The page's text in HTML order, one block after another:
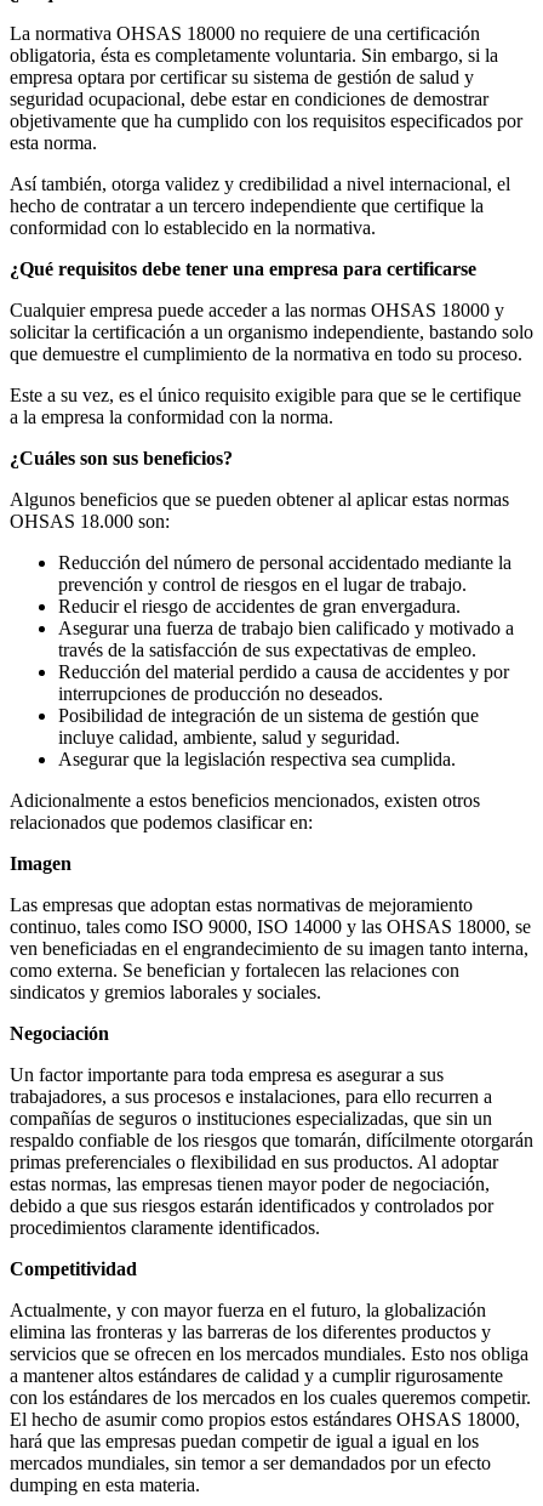
La normativa OHSAS 18000 no requiere de una certificación
obligatoria, ésta es completamente voluntaria. Sin embargo, si la
empresa optara por certificar su sistema de gestión de salud y
seguridad ocupacional, debe estar en condiciones de demostrar
objetivamente que ha cumplido con los requisitos especificados por
esta norma.
Así también, otorga validez y credibilidad a nivel internacional, el
hecho de contratar a un tercero independiente que certifique la
conformidad con lo establecido en la normativa.
¿Qué requisitos debe tener una empresa para certificarse
Cualquier empresa puede acceder a las normas OHSAS 18000 y
solicitar la certificación a un organismo independiente, bastando solo
que demuestre el cumplimiento de la normativa en todo su proceso.
Este a su vez, es el único requisito exigible para que se le certifique
a la empresa la conformidad con la norma.
¿Cuáles son sus beneficios?
Algunos beneficios que se pueden obtener al aplicar estas normas
OHSAS 18.000 son:
Reducción del número de personal accidentado mediante la
prevención y control de riesgos en el lugar de trabajo.
Reducir el riesgo de accidentes de gran envergadura.
Asegurar una fuerza de trabajo bien calificado y motivado a
través de la satisfacción de sus expectativas de empleo.
Reducción del material perdido a causa de accidentes y por
interrupciones de producción no deseados.
Posibilidad de integración de un sistema de gestión que
incluye calidad, ambiente, salud y seguridad.
Asegurar que la legislación respectiva sea cumplida.
Adicionalmente a estos beneficios mencionados, existen otros
relacionados que podemos clasificar en:
Imagen
Las empresas que adoptan estas normativas de mejoramiento
continuo, tales como ISO 9000, ISO 14000 y las OHSAS 18000, se
ven beneficiadas en el engrandecimiento de su imagen tanto interna,
como externa. Se benefician y fortalecen las relaciones con
sindicatos y gremios laborales y sociales.
Negociación
Un factor importante para toda empresa es asegurar a sus
trabajadores, a sus procesos e instalaciones, para ello recurren a
compañías de seguros o instituciones especializadas, que sin un
respaldo confiable de los riesgos que tomarán, difícilmente otorgarán
primas preferenciales o flexibilidad en sus productos. Al adoptar
estas normas, las empresas tienen mayor poder de negociación,
debido a que sus riesgos estarán identificados y controlados por
procedimientos claramente identificados.
Competitividad
Actualmente, y con mayor fuerza en el futuro, la globalización
elimina las fronteras y las barreras de los diferentes productos y
servicios que se ofrecen en los mercados mundiales. Esto nos obliga
a mantener altos estándares de calidad y a cumplir rigurosamente
con los estándares de los mercados en los cuales queremos competir.
El hecho de asumir como propios estos estándares OHSAS 18000,
hará que las empresas puedan competir de igual a igual en los
mercados mundiales, sin temor a ser demandados por un efecto
dumping en esta materia.